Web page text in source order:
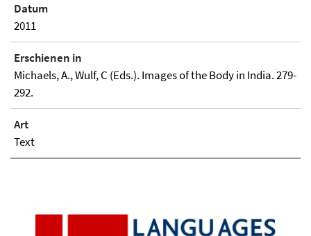
Datum
2011
Erschienen in
Michaels, A., Wulf, C (Eds.). Images of the Body in India. 279-
292.
Art
Text